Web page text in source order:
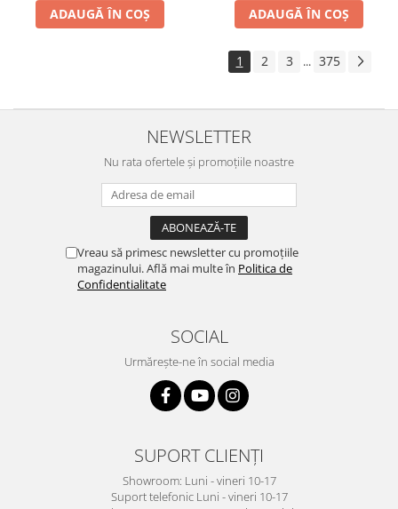
ADAUGĂ ÎN COȘ ADAUGĂ ÎN COȘ
1 2 3 ... 375
NEWSLETTER
Nu rata ofertele și promoțiile noastre
Vreau să primesc newsletter cu promoțiile
magazinului. Află mai multe în Politica de
Confidentialitate
SOCIAL
Urmărește-ne în social media
SUPORT CLIENȚI
Showroom: Luni - vineri 10-17
Suport telefonic Luni - vineri 10-17